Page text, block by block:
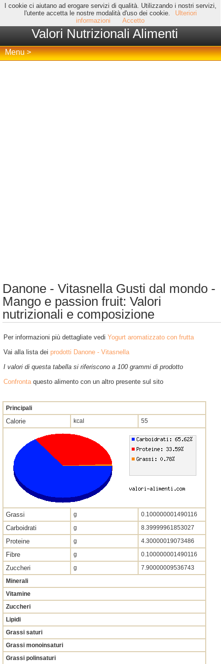
I cookie ci aiutano ad erogare servizi di qualità. Utilizzando i nostri servizi,
l'utente accetta le nostre modalità d'uso dei cookie.
Ulteriori
informazioni
Accetto
Valori Nutrizionali Alimenti
Menu >
Danone - Vitasnella Gusti dal mondo -
Mango e passion fruit: Valori
nutrizionali e composizione
Per informazioni più dettagliate vedi Yogurt aromatizzato con frutta
Vai alla lista dei prodotti Danone - Vitasnella
I valori di questa tabella si riferiscono a 100 grammi di prodotto
Confrontaquesto alimento con un altro presente sul sito
Principali
Calorie kcal 55
Grassi g 0.100000001490116
Carboidrati g 8.39999961853027
Proteine g 4.30000019073486
Fibre g 0.100000001490116
Zuccheri g
7.90000009536743
Minerali
Vitamine
Zuccheri
Lipidi
Grassi saturi
Grassi monoinsaturi
Grassi polinsaturi